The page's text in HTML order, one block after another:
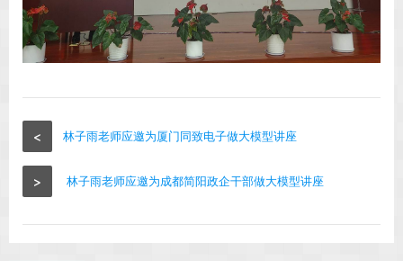
< 林子雨老师应邀为厦门同致电子做大模型讲座
> 林子雨老师应邀为成都简阳政企干部做大模型讲座